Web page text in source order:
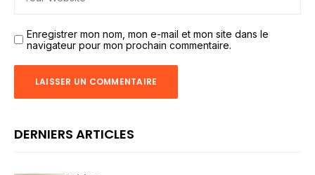
Enregistrer mon nom, mon e-mail et mon site dans le
navigateur pour mon prochain commentaire.
DERNIERS ARTICLES